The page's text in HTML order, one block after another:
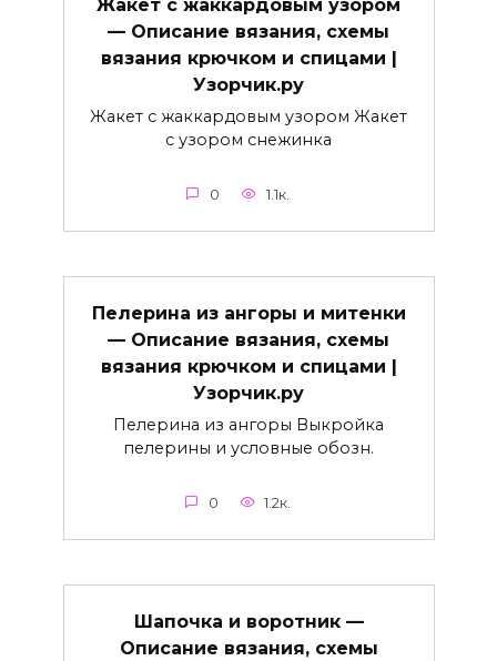
Жакет с жаккардовым узором
— Описание вязания, схемы
вязания крючком и спицами |
Узорчик.ру
Жакет с жаккардовым узором Жакет
с узором снежинка
0 1.1к.
Пелерина из ангоры и митенки
— Описание вязания, схемы
вязания крючком и спицами |
Узорчик.ру
Пелерина из ангоры Выкройка
пелерины и условные обозн.
0 1.2к.
Шапочка и воротник —
Описание вязания, схемы